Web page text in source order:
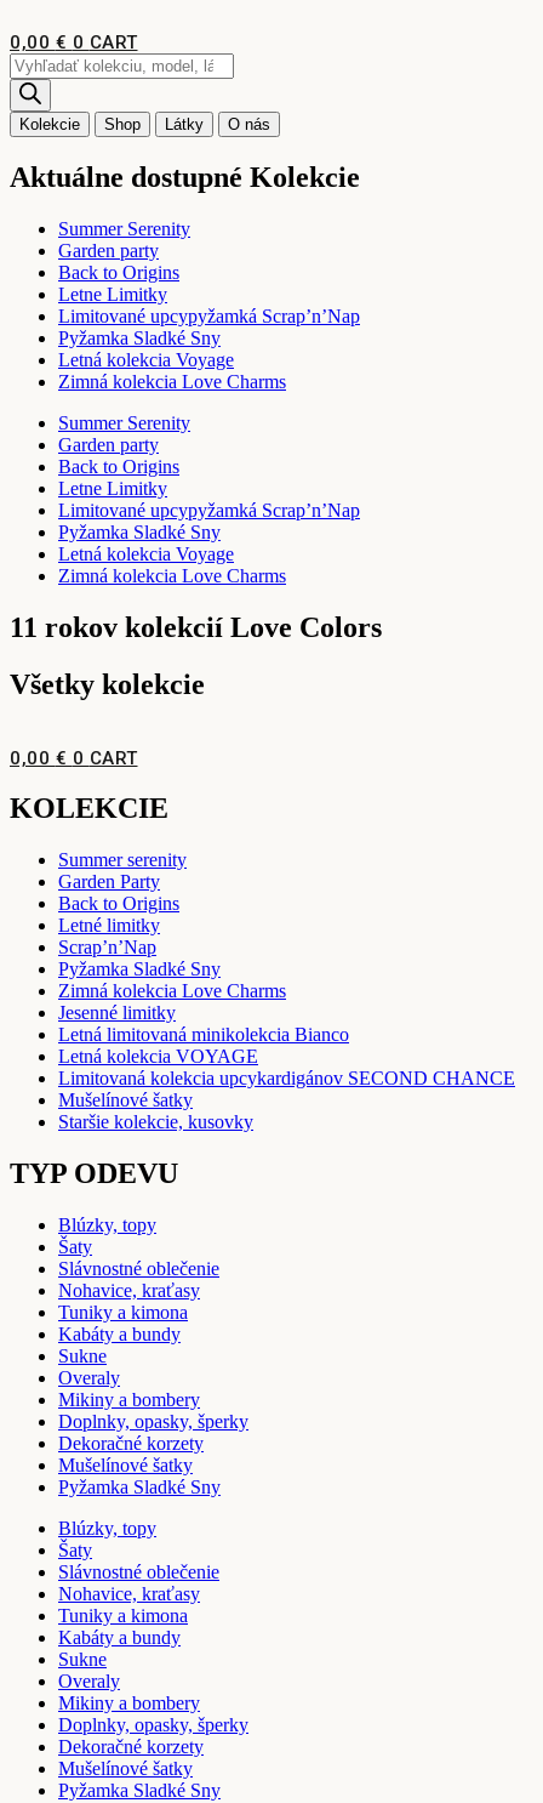
na
obsah
0,00 € 0 CART
Products
search
Kolekcie Shop Látky O nás
Aktuálne dostupné Kolekcie
Summer Serenity
Garden party
Back to Origins
Letne Limitky
Limitované upcypyžamká Scrap’n’Nap
Pyžamka Sladké Sny
Letná kolekcia Voyage
Zimná kolekcia Love Charms
Summer Serenity
Garden party
Back to Origins
Letne Limitky
Limitované upcypyžamká Scrap’n’Nap
Pyžamka Sladké Sny
Letná kolekcia Voyage
Zimná kolekcia Love Charms
11 rokov kolekcií Love Colors
Všetky kolekcie
0,00 € 0 CART
KOLEKCIE
Summer serenity
Garden Party
Back to Origins
Letné limitky
Scrap’n’Nap
Pyžamka Sladké Sny
Zimná kolekcia Love Charms
Jesenné limitky
Letná limitovaná minikolekcia Bianco
Letná kolekcia VOYAGE
Limitovaná kolekcia upcykardigánov SECOND CHANCE
Mušelínové šatky
Staršie kolekcie, kusovky
TYP ODEVU
Blúzky, topy
Šaty
Slávnostné oblečenie
Nohavice, kraťasy
Tuniky a kimona
Kabáty a bundy
Sukne
Overaly
Mikiny a bombery
Doplnky, opasky, šperky
Dekoračné korzety
Mušelínové šatky
Pyžamka Sladké Sny
Blúzky, topy
Šaty
Slávnostné oblečenie
Nohavice, kraťasy
Tuniky a kimona
Kabáty a bundy
Sukne
Overaly
Mikiny a bombery
Doplnky, opasky, šperky
Dekoračné korzety
Mušelínové šatky
Pyžamka Sladké Sny